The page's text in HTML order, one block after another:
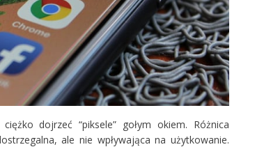
dojrzeć “piksele” gołym okiem. Różnica
ale nie wpływająca na użytkowanie.